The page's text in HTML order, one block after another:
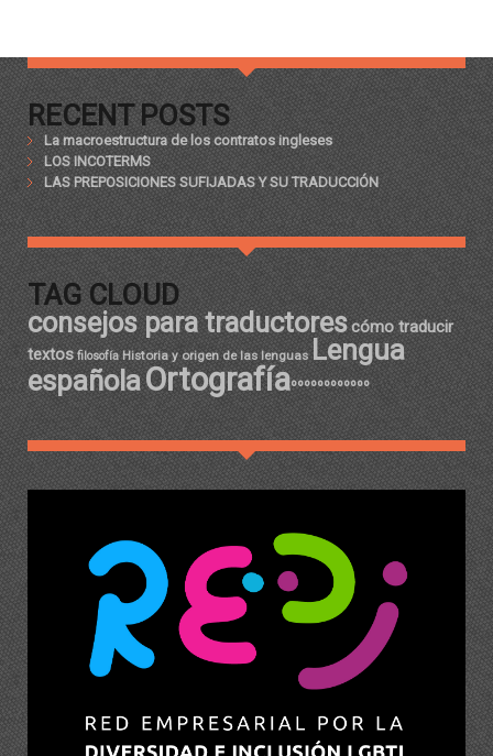
RECENT POSTS
La macroestructura de los contratos ingleses
LOS INCOTERMS
LAS PREPOSICIONES SUFIJADAS Y SU TRADUCCIÓN
TAG CLOUD
consejos para traductorescómo traducir
textos filosofía Historia y origen de las lenguas Lengua
españolaOrtografíaºººººººººººº